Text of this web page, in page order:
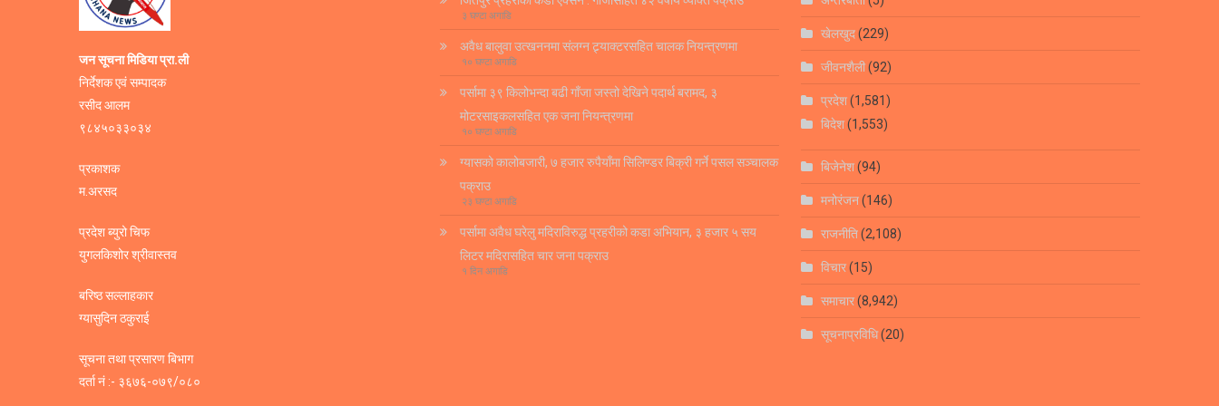
जन सूचना मिडिया प्रा.ली
निर्देशक एवं सम्पादक
रसीद आलम
९८४५०३३०३४
प्रकाशक
म.अरसद
प्रदेश ब्युरो चिफ
युगलकिशोर श्रीवास्तव
बरिष्ठ सल्लाहकार
ग्यासुदिन ठकुराई
सूचना तथा प्रसारण बिभाग
दर्ता नं :- ३६७६-०७९/०८०
३ घण्टा अगाडि
अवैध बालुवा उत्खननमा संलग्न ट्र्याक्टरसहित चालक नियन्त्रणमा
१० घण्टा अगाडि
पर्सामा ३९ किलोभन्दा बढी गाँजा जस्तो देखिने पदार्थ बरामद, ३
मोटरसाइकलसहित एक जना नियन्त्रणमा
१० घण्टा अगाडि
ग्यासको कालोबजारी, ७ हजार रुपैयाँमा सिलिण्डर बिक्री गर्ने पसल सञ्चालक
पक्राउ
२३ घण्टा अगाडि
पर्सामा अवैध घरेलु मदिराविरुद्ध प्रहरीको कडा अभियान, ३ हजार ५ सय
लिटर मदिरासहित चार जना पक्राउ
१ दिन अगाडि
खेलखुद(229)
जीवनशैली(92)
प्रदेश(1,581)
बिदेश(1,553)
बिजेनेश(94)
मनोरंजन(146)
राजनीति(2,108)
विचार(15)
समाचार(8,942)
सूचनाप्रविधि(20)